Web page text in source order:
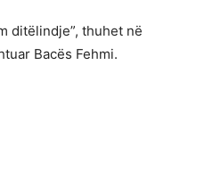
ditëlindje”, thuhet në
Bacës Fehmi.